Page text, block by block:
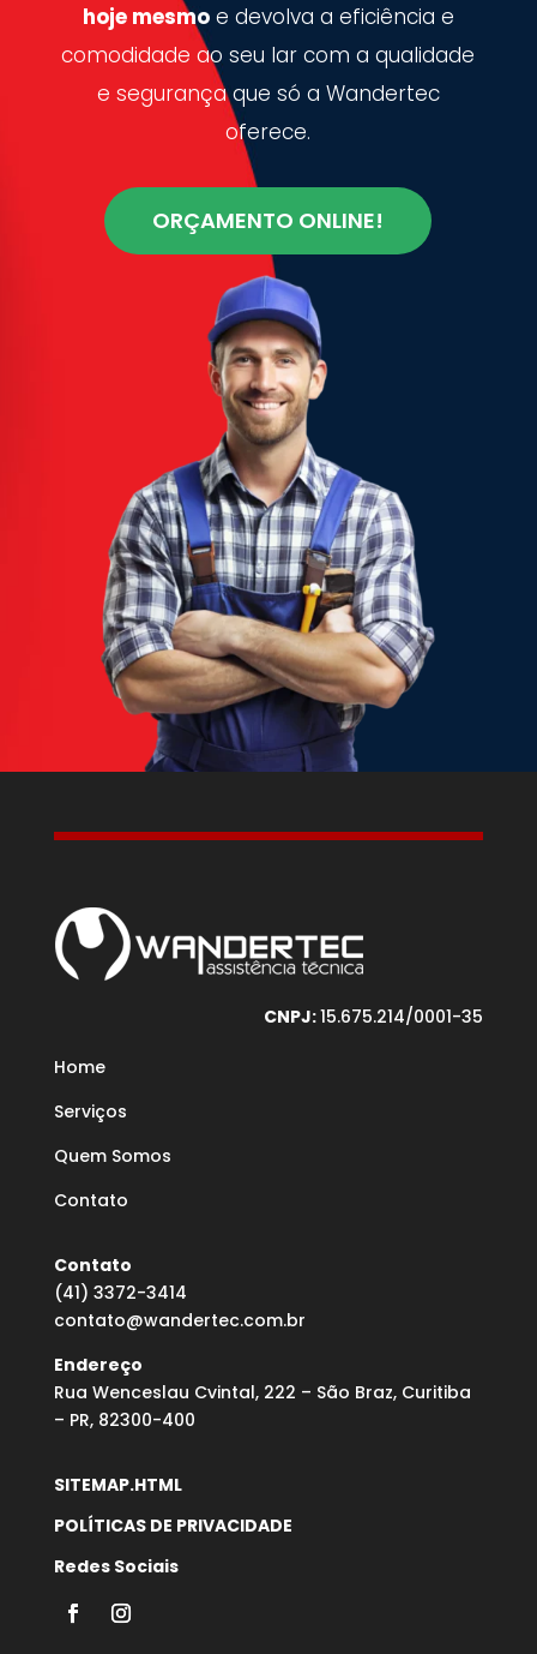
hoje mesmoe devolva a eficiência e
comodidade ao seu lar com a qualidade
e segurança que só a Wandertec
oferece.
ORÇAMENTO ONLINE!
CNPJ:15.675.214/0001-35
Home
Serviços
Quem Somos
Contato
Contato
(41) 3372-3414
contato@wandertec.com.br
Endereço
Rua Wenceslau Cvintal, 222 – São Braz, Curitiba
– PR, 82300-400
SITEMAP.HTML
POLÍTICAS DE PRIVACIDADE
Redes Sociais